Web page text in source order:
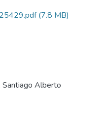
(7.8 MB)
Santiago Alberto